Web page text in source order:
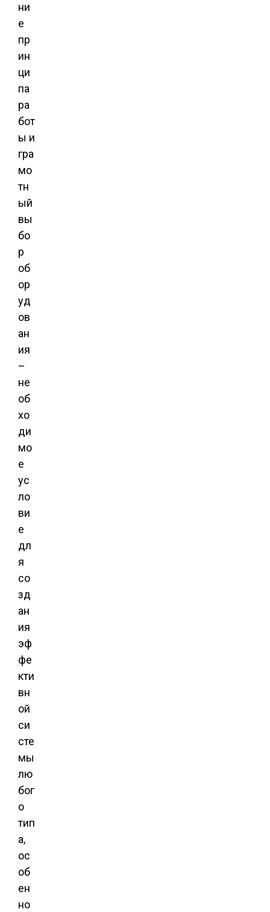
ни
е
пр
ин
ци
па
ра
бот
ы и
гра
мо
тн
ый
вы
бо
р
об
ор
уд
ов
ан
ия
–
не
об
хо
ди
мо
е
ус
ло
ви
е
дл
я
со
зд
ан
ия
эф
фе
кти
вн
ой
си
сте
мы
лю
бог
о
тип
а,
ос
об
ен
но